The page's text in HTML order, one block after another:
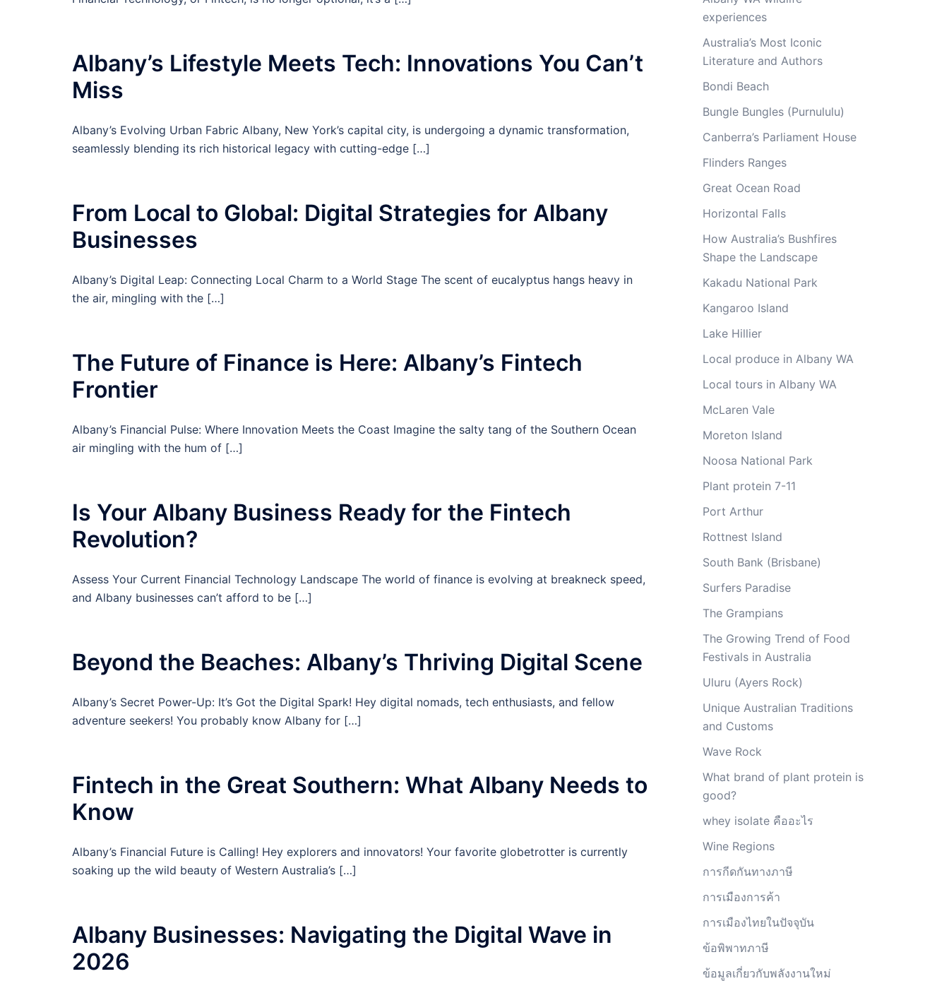
Albany’s Lifestyle Meets Tech: Innovations You Can’t
Miss
Albany’s Evolving Urban Fabric Albany, New York’s capital city, is undergoing a dynamic transformation,
seamlessly blending its rich historical legacy with cutting-edge […]
From Local to Global: Digital Strategies for Albany
Businesses
Albany’s Digital Leap: Connecting Local Charm to a World Stage The scent of eucalyptus hangs heavy in
the air, mingling with the […]
The Future of Finance is Here: Albany’s Fintech
Frontier
Albany’s Financial Pulse: Where Innovation Meets the Coast Imagine the salty tang of the Southern Ocean
air mingling with the hum of […]
Is Your Albany Business Ready for the Fintech
Revolution?
Assess Your Current Financial Technology Landscape The world of finance is evolving at breakneck speed,
and Albany businesses can’t afford to be […]
Beyond the Beaches: Albany’s Thriving Digital Scene
Albany’s Secret Power-Up: It’s Got the Digital Spark! Hey digital nomads, tech enthusiasts, and fellow
adventure seekers! You probably know Albany for […]
Fintech in the Great Southern: What Albany Needs to
Know
Albany’s Financial Future is Calling! Hey explorers and innovators! Your favorite globetrotter is currently
soaking up the wild beauty of Western Australia’s […]
Albany Businesses: Navigating the Digital Wave in
2026
experiences
Australia’s Most Iconic
Literature and Authors
Bondi Beach
Bungle Bungles (Purnululu)
Canberra’s Parliament House
Flinders Ranges
Great Ocean Road
Horizontal Falls
How Australia’s Bushfires
Shape the Landscape
Kakadu National Park
Kangaroo Island
Lake Hillier
Local produce in Albany WA
Local tours in Albany WA
McLaren Vale
Moreton Island
Noosa National Park
Plant protein 7-11
Port Arthur
Rottnest Island
South Bank (Brisbane)
Surfers Paradise
The Grampians
The Growing Trend of Food
Festivals in Australia
Uluru (Ayers Rock)
Unique Australian Traditions
and Customs
Wave Rock
What brand of plant protein is
good?
whey isolate คืออะไร
Wine Regions
การกีดกันทางภาษี
การเมืองการค้า
การเมืองไทยในปัจจุบัน
ข้อพิพาทภาษี
ข้อมูลเกี่ยวกับพลังงานใหม่